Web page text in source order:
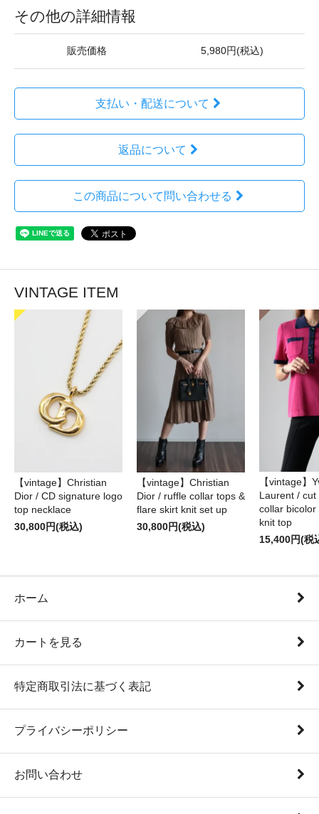
その他の詳細情報
販売価格 5,980円(税込)
支払い・配送について
返品について
この商品について問い合わせる
VINTAGE ITEM
【vintage】Christian
Dior / CD signature logo
top necklace
30,800円(税込)
【vintage】Christian
Dior / ruffle collar tops &
flare skirt knit set up
30,800円(税込)
【vintage】
Laurent /
collar bicolor
knit top
15,400円(税
ホーム
カートを見る
特定商取引法に基づく表記
プライバシーポリシー
お問い合わせ